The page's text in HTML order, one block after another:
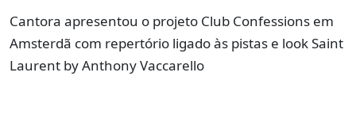
Cantora apresentou o projeto Club Confessions em
Amsterdã com repertório ligado às pistas e look Saint
Laurent by Anthony Vaccarello